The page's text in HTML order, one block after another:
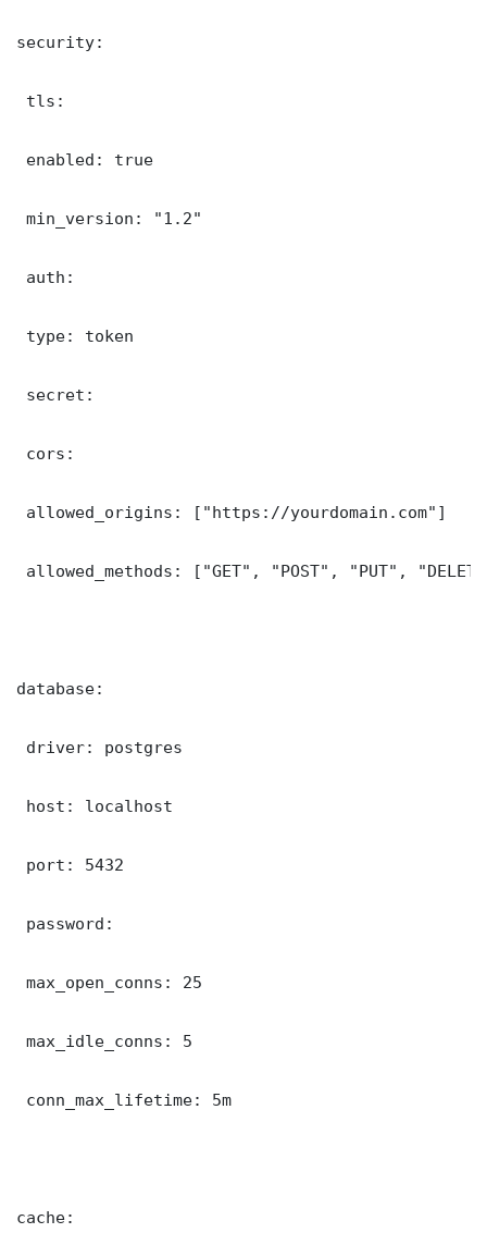
security:
tls:
enabled: true
min_version: "1.2"
auth:
type: token
secret:
cors:
allowed_origins: ["https://yourdomain.com"]
allowed_methods: ["GET", "POST", "PUT",
database:
driver: postgres
host: localhost
port: 5432
password:
max_open_conns: 25
max_idle_conns: 5
conn_max_lifetime: 5m
cache: